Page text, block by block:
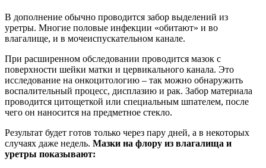
В дополнение обычно проводится забор выделений из
уретры. Многие половые инфекции «обитают» и во
влагалище, и в мочеиспускательном канале.
При расширенном обследовании проводится мазок с
поверхности шейки матки и цервикального канала. Это
исследование на онкоцитологию – так можно обнаружить
воспалительный процесс, дисплазию и рак. Забор материала
проводится цитощеткой или специальным шпателем, после
чего он наносится на предметное стекло.
Результат будет готов только через пару дней, а в некоторых
случаях даже недель. Мазки на флору из влагалища и
уретры показывают: